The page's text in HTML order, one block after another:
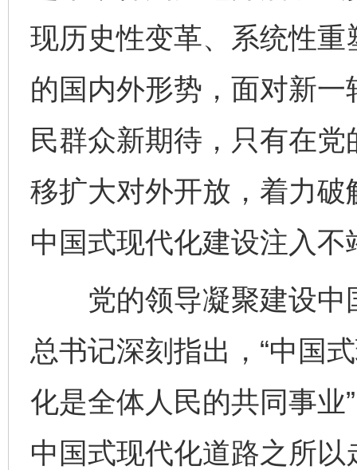
现历史性变革、系统性
的国内外形势，面对新
民群众新期待，只有在
移扩大对外开放，着力
中国式现代化建设注入不
党的领导凝聚建设中
总书记深刻指出，“中国
化是全体人民的共同事业
中国式现代化道路之所